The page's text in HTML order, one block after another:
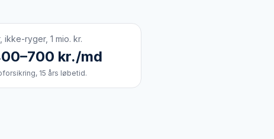
ikke-ryger, 1 mio. kr.
kr./md
15 års løbetid.